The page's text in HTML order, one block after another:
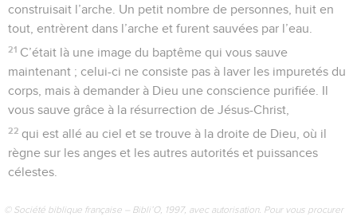
construisait l’arche. Un petit nombre de personnes, huit en
tout, entrèrent dans l’arche et furent sauvées par l’eau.
21 C’était là une image du baptême qui vous sauve
maintenant ; celui-ci ne consiste pas à laver les impuretés du
corps, mais à demander à Dieu une conscience purifiée. Il
vous sauve grâce à la résurrection de Jésus-Christ,
22 qui est allé au ciel et se trouve à la droite de Dieu, où il
règne sur les anges et les autres autorités et puissances
célestes.
© Société biblique française – Bibli’O, 1997, avec autorisation. Pour vous procurer